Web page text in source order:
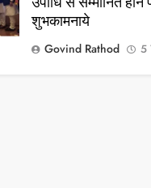
शुभकामनाये
Govind Rathod
5